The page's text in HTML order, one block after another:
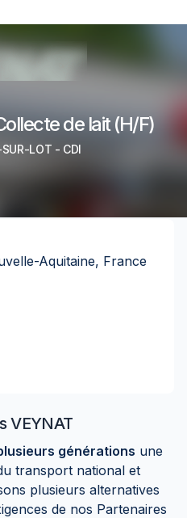
de lait (H/F)
SUR-LOT - CDI
VEYNAT
générations une
transport national et
plusieurs alternatives
de nos Partenaires
Aquitaine, France